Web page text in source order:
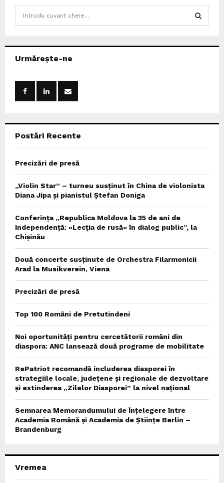
h
Urmărește-ne
Postări Recente
Precizări de presă
„Violin Star” – turneu susținut în China de violonista
Diana Jipa și pianistul Ștefan Doniga
Conferința „Republica Moldova la 35 de ani de
Independență: «Lecția de rusă» în dialog public”, la
Chișinău
Două concerte susținute de Orchestra Filarmonicii
Arad la Musikverein, Viena
Precizări de presă
Top 100 Români de Pretutindeni
Noi oportunități pentru cercetătorii români din
diaspora: ANC lansează două programe de mobilitate
RePatriot recomandă includerea diasporei în
strategiile locale, județene și regionale de dezvoltare
și extinderea „Zilelor Diasporei” la nivel național
Semnarea Memorandumului de Înțelegere între
Academia Română și Academia de Științe Berlin –
Brandenburg
Vremea